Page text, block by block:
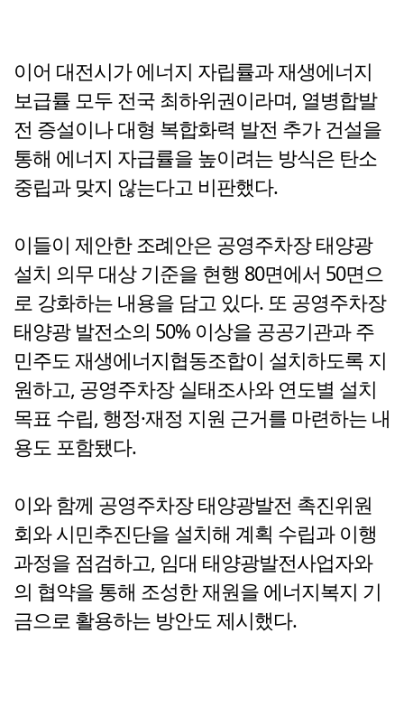
이어 대전시가 에너지 자립률과 재생에너지
보급률 모두 전국 최하위권이라며, 열병합발
전 증설이나 대형 복합화력 발전 추가 건설을
통해 에너지 자급률을 높이려는 방식은 탄소
중립과 맞지 않는다고 비판했다.
이들이 제안한 조례안은 공영주차장 태양광
설치 의무 대상 기준을 현행 80면에서 50면으
로 강화하는 내용을 담고 있다. 또 공영주차장
태양광 발전소의 50% 이상을 공공기관과 주
민주도 재생에너지협동조합이 설치하도록 지
원하고, 공영주차장 실태조사와 연도별 설치
목표 수립, 행정·재정 지원 근거를 마련하는 내
용도 포함됐다.
이와 함께 공영주차장 태양광발전 촉진위원
회와 시민추진단을 설치해 계획 수립과 이행
과정을 점검하고, 임대 태양광발전사업자와
의 협약을 통해 조성한 재원을 에너지복지 기
금으로 활용하는 방안도 제시했다.